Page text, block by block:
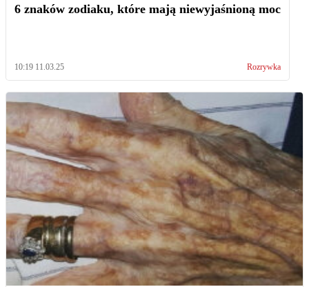
6 znaków zodiaku, które mają niewyjaśnioną moc
10:19 11.03.25 Rozrywka